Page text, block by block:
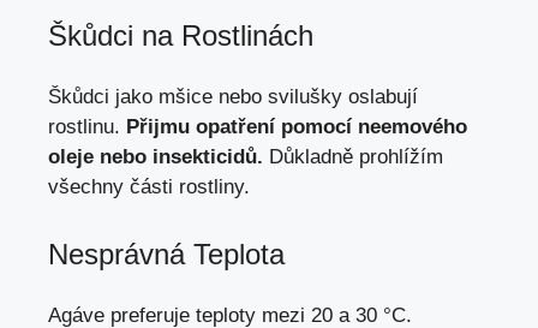
Škůdci na Rostlinách
Škůdci jako mšice nebo svilušky oslabují
rostlinu. Přijmu opatření pomocí neemového
oleje nebo insekticidů. Důkladně prohlížím
všechny části rostliny.
Nesprávná Teplota
Agáve preferuje teploty mezi 20 a 30 °C.